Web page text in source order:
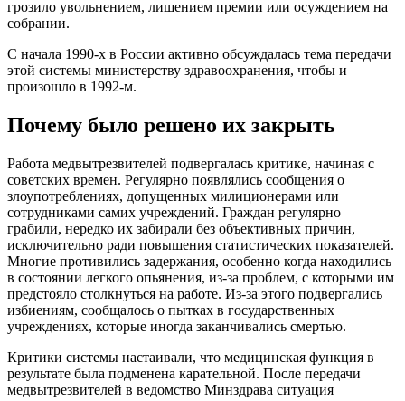
грозило увольнением, лишением премии или осуждением на
собрании.
С начала 1990-х в России активно обсуждалась тема передачи
этой системы министерству здравоохранения, чтобы и
произошло в 1992-м.
Почему было решено их закрыть
Работа медвытрезвителей подвергалась критике, начиная с
советских времен. Регулярно появлялись сообщения о
злоупотреблениях, допущенных милиционерами или
сотрудниками самих учреждений. Граждан регулярно
грабили, нередко их забирали без объективных причин,
исключительно ради повышения статистических показателей.
Многие противились задержания, особенно когда находились
в состоянии легкого опьянения, из-за проблем, с которыми им
предстояло столкнуться на работе. Из-за этого подвергались
избиениям, сообщалось о пытках в государственных
учреждениях, которые иногда заканчивались смертью.
Критики системы настаивали, что медицинская функция в
результате была подменена карательной. После передачи
медвытрезвителей в ведомство Минздрава ситуация